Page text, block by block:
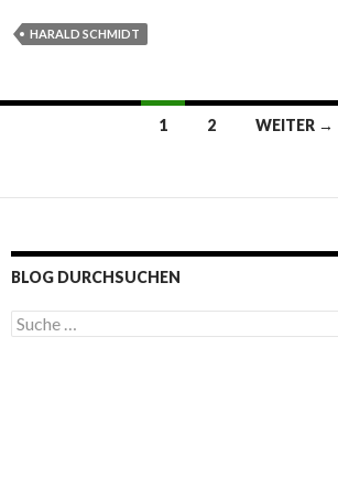
HARALD SCHMIDT
Navigation
1 2 WEITER →
BLOG DURCHSUCHEN
S
u